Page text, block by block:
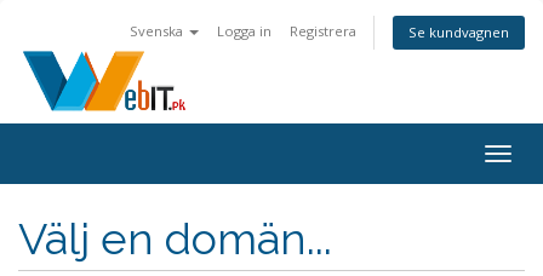
Svenska Logga in Registrera Se kundvagnen
Välj en domän...